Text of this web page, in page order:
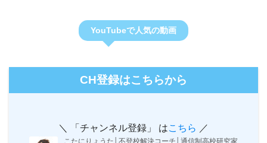
YouTubeで人気の動画
CH登録はこちらから
＼ 「チャンネル登録」 はこちら ／